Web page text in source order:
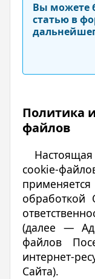
Вы можете
статью в
Политика
файлов
сookie-
обработкой
(далее —
файлов
интернет-
Сайта).